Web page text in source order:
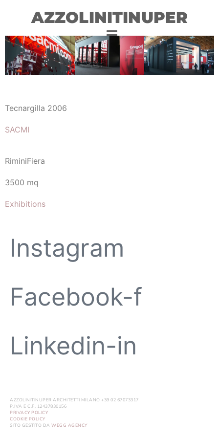
AZZOLINITINUPER
Tecnargilla 2006
SACMI
RiminiFiera
3500 mq
Exhibitions
Instagram
Facebook-f
Linkedin-in
AZZOLINITINUPER ARCHITETTI MILANO +39 02 67073317
P.IVA E C.F. 12437830156
PRIVACY POLICY
COOKIE POLICY
SITO GESTITO DA WEGG AGENCY